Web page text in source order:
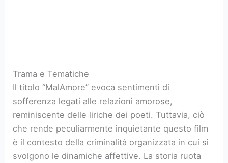
Trama e Tematiche
Il titolo “MalAmore” evoca sentimenti di
sofferenza legati alle relazioni amorose,
reminiscente delle liriche dei poeti. Tuttavia, ciò
che rende peculiarmente inquietante questo film
è il contesto della criminalità organizzata in cui si
svolgono le dinamiche affettive. La storia ruota